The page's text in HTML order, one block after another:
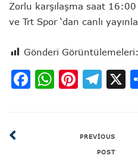
Zorlu karşılaşma saat
ve Trt Spor ‘dan canlı
Gönderi Görüntülemeleri:
Facebook X
PREVIOUS
POST